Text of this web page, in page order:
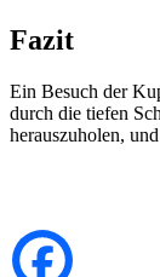
Fazit
Ein Besuch der
durch die tiefen
herauszuholen,